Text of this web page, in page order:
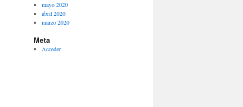
mayo 2020
abril 2020
marzo 2020
Meta
Acceder